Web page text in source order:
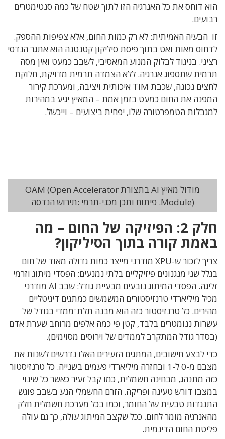
הוא דוחס את כל האנרגיה הזו לתוך שטח של כמה סנטימטרים
רבועים.
זו הבעיה האמיתית: לא רק כמות החום, אלא צפיפות ההספק.
לדחוס מאות ואט בתוך פיסת סיליקון קטנטנה הוא אתגר הנדסי
רציני. בניגוד לבלוק המנוע המאסיבי, לשבב כמעט ואין מסה
תרמית שתספוג אנרגיה. ללא הצמדה תרמית מדויקת, חלוקת
לחצים נכונה, שכבת TIM איכותית ויציבה, ומערכת קירור
המפנה את החום כמעט בזמן אמת – המאיץ יגיע במהירות
למגבלות הטמפרטורה שלו, יפחית ביצועים – וייכשל.
מודול מאיץ AI בתצורת OAM (Open Accelerator
Module). פיתוח ותכן מכני-תרמי :תירוש הנדסה
חלק 2: הפיזיקה של החום – מה
באמת קורה בתוך הסיליקון?
צריך לזכור ש-XPU מודרני מייצר כמות גדולה מאוד של חום
בגללשני מנגנונים פיזיקליים בלתי נמנעים: הפסדי מיתוג וזרמי
זליגה. הפסדי המיתוג נובעים מבעיית גודל: שבב AI
מודרני
מכיל מיליארדי טרנזיסטורים המשמשים כמתגים דיגיטליים
מהירים. כל טרנזיסטור כזה הוא מבנה תלת־ממדי בגודל של
עשרות ננומטרים בלבד, קטן פי כמה אלפים מרוחב שערת אדם
(בסדר גודל המתקרב לממדים של וירוסים מסוימים).
כדי לבצע חישובים, המתגים הזעירים האלו נדרשים לשנות את
מצבם מ-0ל-1 ובחזרה מיליארדי פעמים בשנייה. כל טרנזיסטור
כזה מתנהג, מבחינה חשמלית, כמו קבל זעיר כאשר כל שינוי
במצבו דורש טעינה ופריקה. הזרם החשמלי הנע בשבב פוגש
התנגדות טבעית של החומר, וכמו בכל מערכת חשמלית חלק
מהאנרגיה מומר לחום. ככל שקצב המיתוג עולה, כך גם עולה
פליטת החום הדינמית.